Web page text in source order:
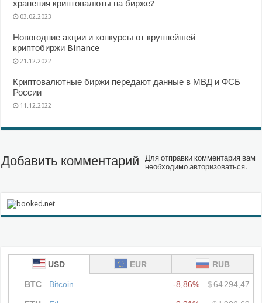
хранения криптовалюты на бирже?
03.02.2023
Новогодние акции и конкурсы от крупнейшей
криптобиржи Binance
21.12.2022
Криптовалютные биржи передают данные в МВД и ФСБ
России
11.12.2022
Добавить комментарий
Для отправки комментария вам
необходимоавторизоваться.